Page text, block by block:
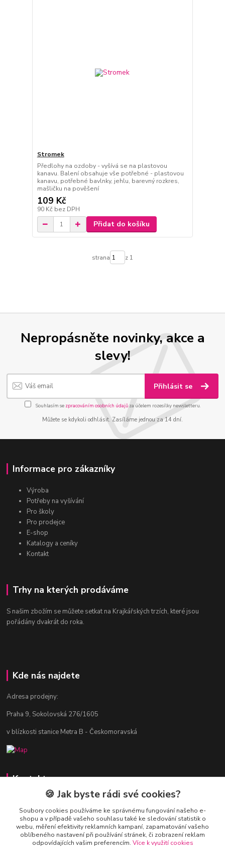
Stromek
Předlohy na ozdoby - vyšívá se na plastovou
kanavu. Balení obsahuje vše potřebné - plastovou
kanavu, potřebné bavlnky, jehlu, barevný rozkres,
mašličku na pověšení
109 Kč
90 Kč bez DPH
Přidat do košíku
strana z 1
Nepropásněte novinky, akce a
slevy!
Přihlásit se
Souhlasím se zpracováním osobních údajůza účelem rozesílky newsletteru.
Můžete se kdykoli odhlásit. Zasíláme jednou za 14 dní.
Informace pro zákazníky
Výroba
Potřeby na vyšívání
Pro školy
Pro prodejce
E-shop
Katalogy a ceníky
Kontakt
Trhy na kterých prodáváme
S našim zbožím se můžete setkat na Krajkářských trzích, které jsou
pořádány dvakrát do roka.
Kde nás najdete
Adresa prodejny:
Praha 9, Sokolovská 276/1605
v blízkosti stanice Metra B - Českomoravská
Kontakty
Jitka Vlasáková
281 916 793
Po-Čt 8-16:30, Pá 8-14:30
nitka@nitka.cz
🍪 Jak byste rádi své cookies?
Soubory cookies používáme ke správnému fungování našeho e-
shopu a v případě vašeho souhlasu také ke sledování statistik o
webu, měření efektivity reklamních kampaní, zapamatování vašeho
oblíbeného nastavení při používání stránek, či zobrazení reklam
odpovídajících vašim preferencím. Více k využití cookies